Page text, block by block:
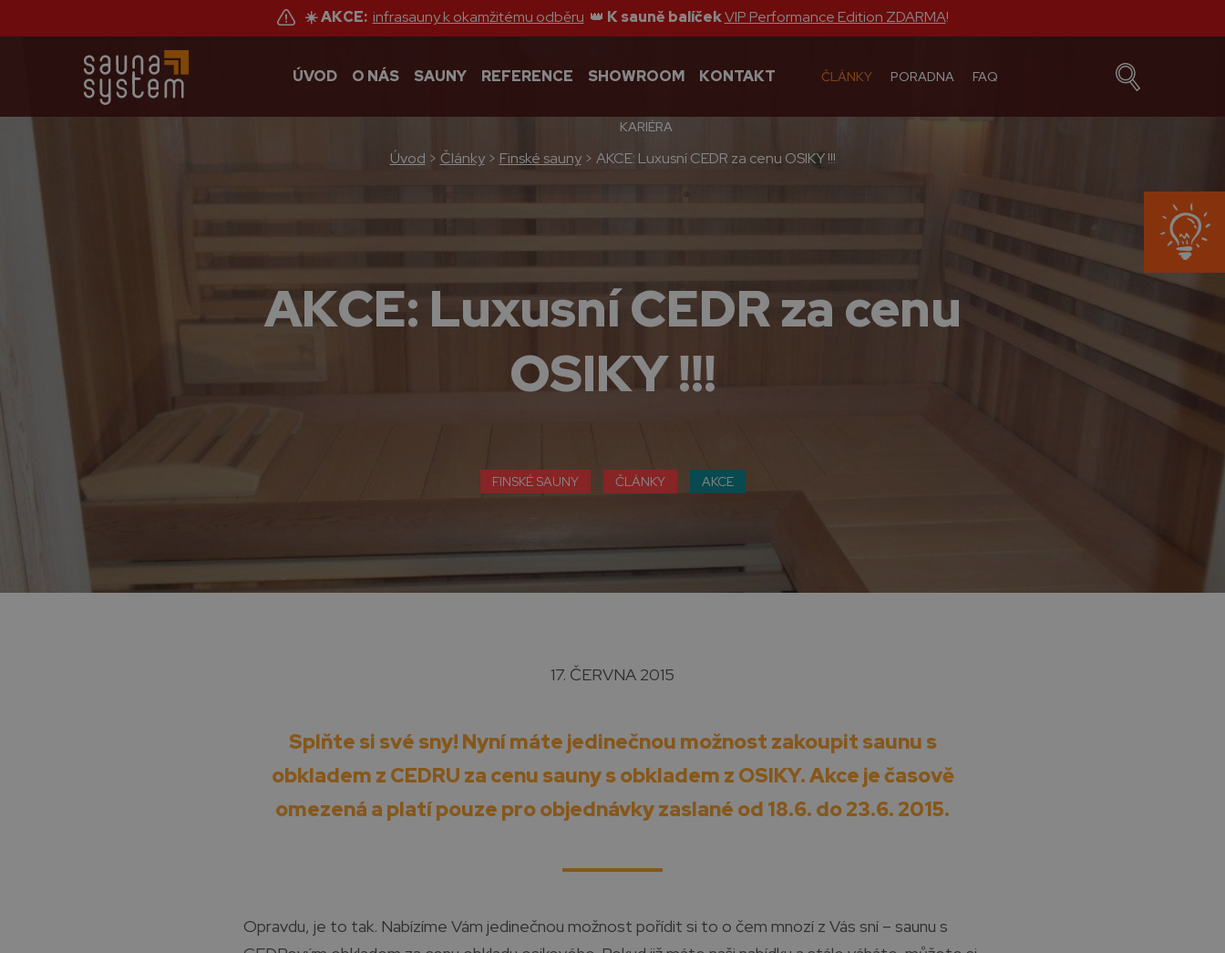
☀️ AKCE: infrasauny k okamžitému odběru 👑 K sauně balíčekVIP Performance Edition ZDARMA!
ÚVOD O NÁS SAUNY REFERENCE SHOWROOM KONTAKT ČLÁNKY PORADNA FAQ
KARIÉRA
Úvod > Články> Finské sauny> AKCE: Luxusní CEDR za cenu OSIKY !!!
AKCE: Luxusní CEDR za cenu
OSIKY !!!
FINSKÉ SAUNY ČLÁNKY AKCE
17. ČERVNA 2015
Splňte si své sny! Nyní máte jedinečnou možnost zakoupit saunu s
obkladem z CEDRU za cenu sauny s obkladem z OSIKY. Akce je časově
omezená a platí pouze pro objednávky zaslané od 18.6. do 23.6. 2015.
Opravdu, je to tak. Nabízíme Vám jedinečnou možnost pořídit si to o čem mnozí z Vás sní – saunu s